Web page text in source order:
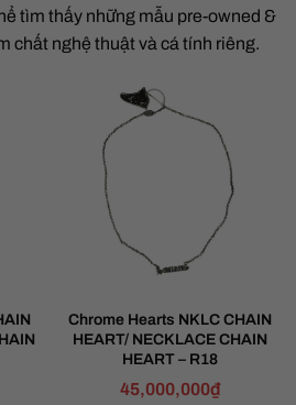
tìm thấy những mẫu pre-owned &
chất nghệ thuật và cá tính riêng.
Chrome Hearts NKLC CHAIN
HEART/ NECKLACE CHAIN
HEART – R18
45,000,000₫